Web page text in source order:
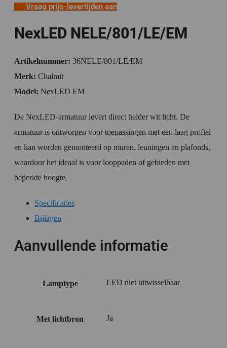
Vraag prijs-levertijden aan
NexLED NELE/801/LE/EM
Artikelnummer: 36NELE/801/LE/EM
Merk: Chalmit
Model: NexLED EM
De NexLED-armatuur levert direct helder wit licht. De
armatuur is ontworpen voor toepassingen met een laag profiel
en kan worden gemonteerd op muren, leuningen en plafonds,
waardoor het ideaal is voor looppaden of gebieden met
beperkte hoogte.
Specificaties
Bijlagen
Aanvullende informatie
Lamptype LED niet uitwisselbaar
Met lichtbron Ja